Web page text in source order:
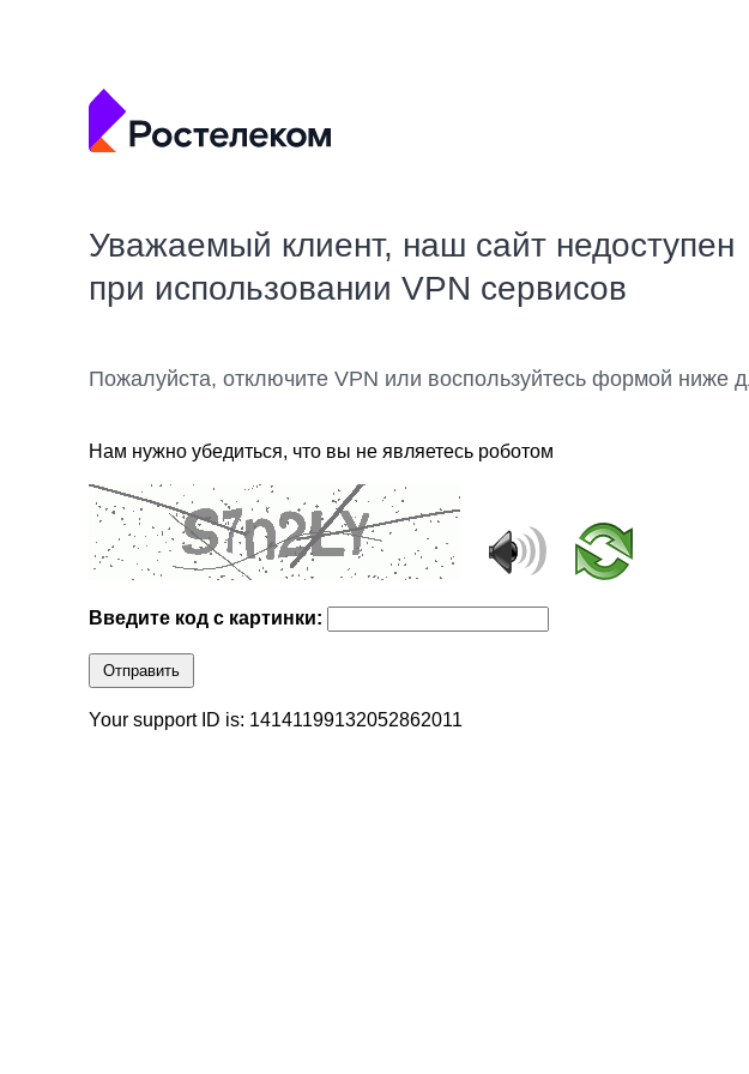
Уважаемый клиент, наш сайт недоступен
при использовании VPN сервисов
Пожалуйста, отключите VPN или воспользуйтесь формой ниже
Нам нужно убедиться, что вы не являетесь роботом
Введите код с картинки:
Отправить
Your support ID is: 14141199132052862011